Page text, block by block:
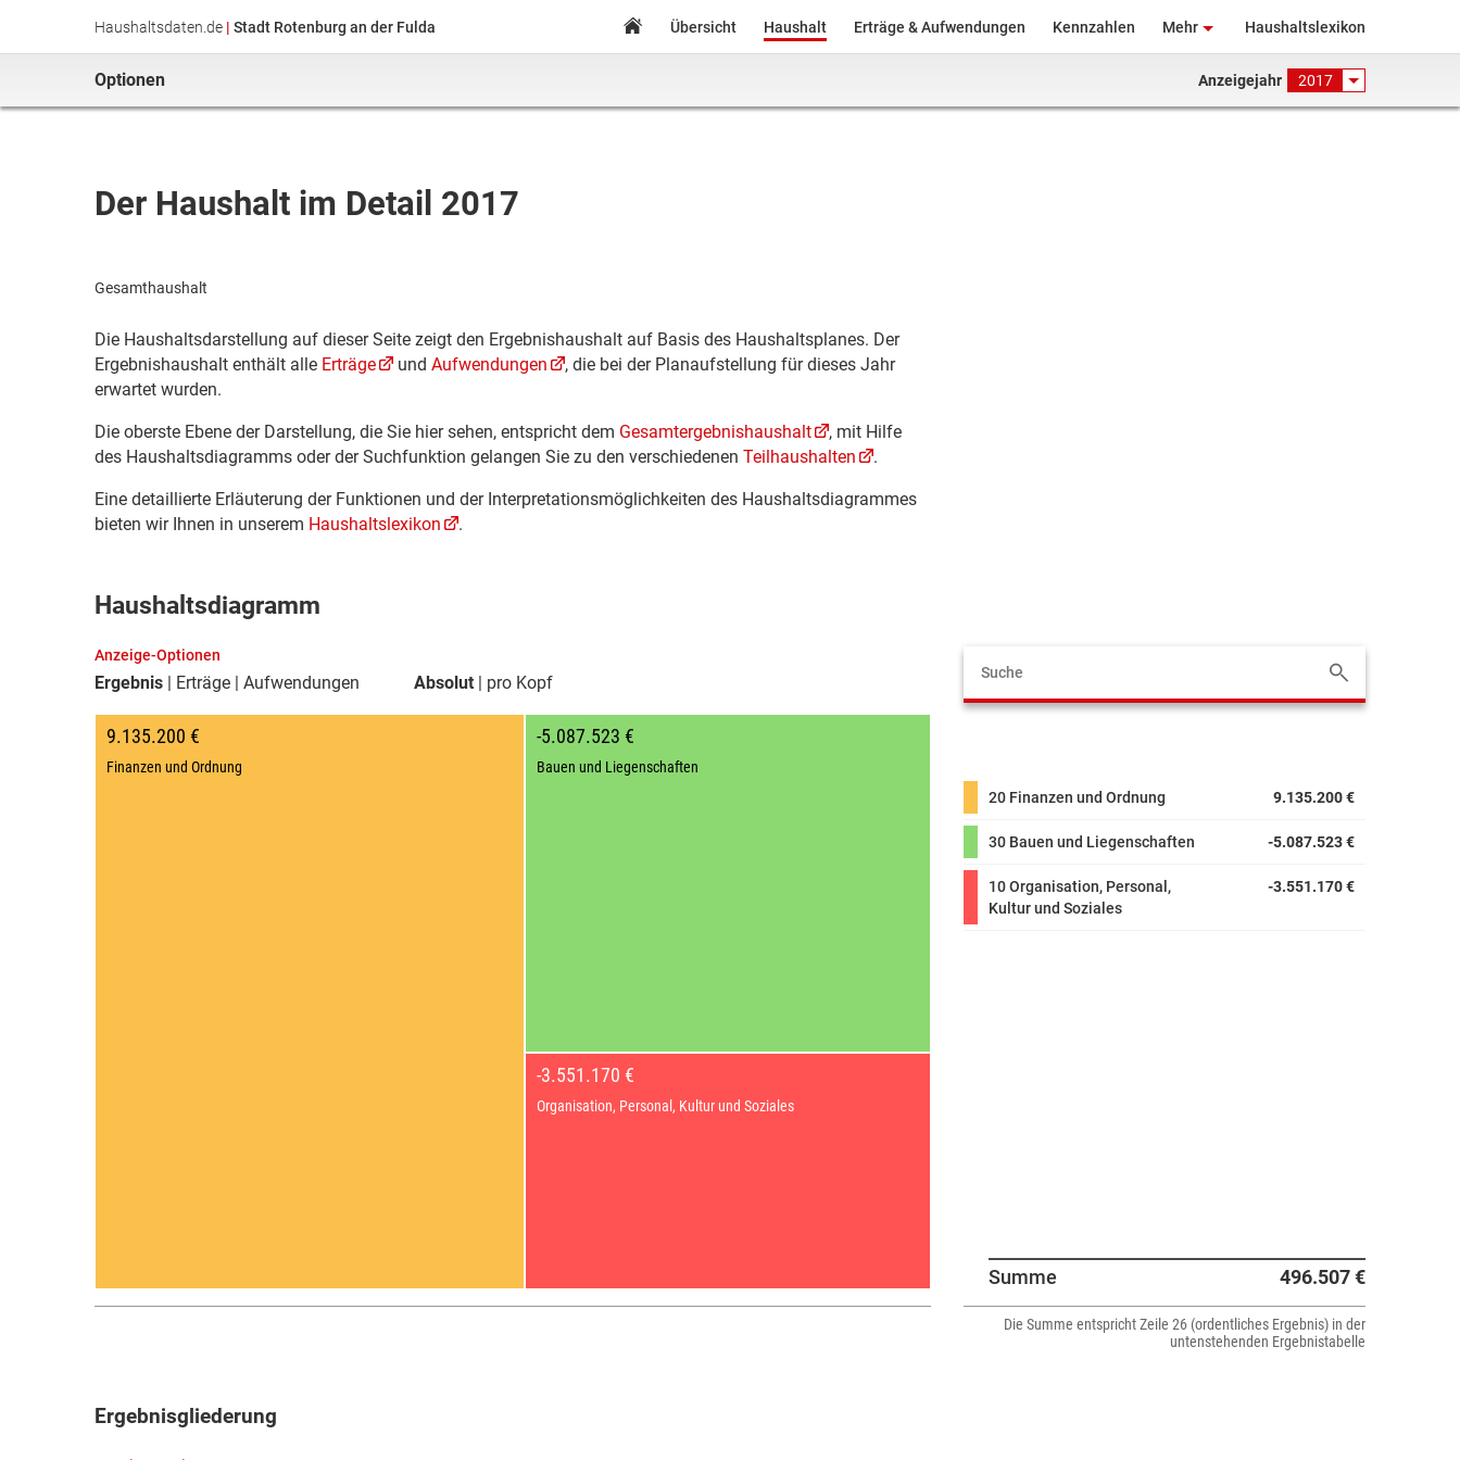
Haushaltsdaten.de | Stadt Rotenburg an der Fulda Übersicht Haushalt Erträge & Aufwendungen Kennzahlen Mehr Haushaltslexikon
Optionen Anzeigejahr 2017
Der Haushalt im Detail 2017
Gesamthaushalt
Die Haushaltsdarstellung auf dieser Seite zeigt den Ergebnishaushalt auf Basis des Haushaltsplanes. Der
Ergebnishaushalt enthält alle Erträge und Aufwendungen
, die bei der Planaufstellung für dieses Jahr
erwartet wurden.
Die oberste Ebene der Darstellung, die Sie hier sehen, entspricht dem Gesamtergebnishaushalt
, mit Hilfe
des Haushaltsdiagramms oder der Suchfunktion gelangen Sie zu den verschiedenen Teilhaushalten .
Eine detaillierte Erläuterung der Funktionen und der Interpretationsmöglichkeiten des Haushaltsdiagrammes
bieten wir Ihnen in unserem Haushaltslexikon .
Haushaltsdiagramm
Anzeige-Optionen
Ergebnis Erträge Aufwendungen Absolut pro Kopf
9.135.200 €
Finanzen und Ordnung
-5.087.523 €
Bauen und Liegenschaften
-3.551.170 €
Organisation, Personal, Kultur und Soziales
20 Finanzen und Ordnung 9.135.200 €
30 Bauen und Liegenschaften -5.087.523 €
10 Organisation, Personal,
Kultur und Soziales
-3.551.170 €
Summe 496.507 €
Die Summe entspricht Zeile 26 (ordentliches Ergebnis) in der
untenstehenden Ergebnistabelle
Ergebnisgliederung